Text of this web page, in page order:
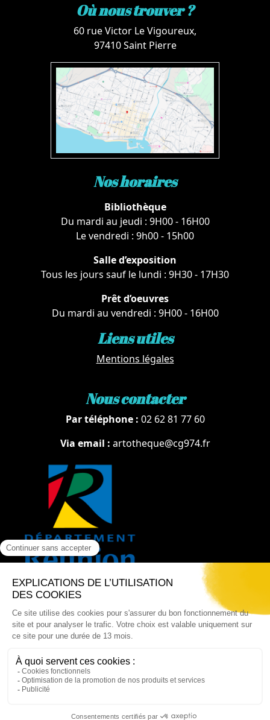
Où nous trouver ?
60 rue Victor Le Vigoureux,
97410 Saint Pierre
Nos horaires
Bibliothèque
Du mardi au jeudi : 9H00 - 16H00
Le vendredi : 9h00 - 15h00
Salle d’exposition
Tous les jours sauf le lundi : 9H30 - 17H30
Prêt d’oeuvres
Du mardi au vendredi : 9H00 - 16H00
Liens utiles
Mentions légales
Nous contacter
Par téléphone : 02 62 81 77 60
Via email : artotheque@cg974.fr